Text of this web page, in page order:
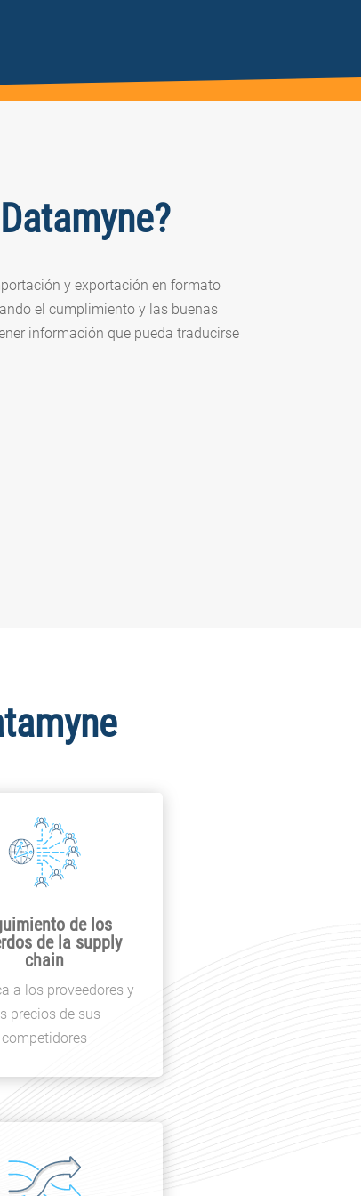
y exportación en formato
el cumplimiento y las buenas
información que pueda traducirse
de los
de la supply
chain
a los proveedores y
precios de sus
competidores